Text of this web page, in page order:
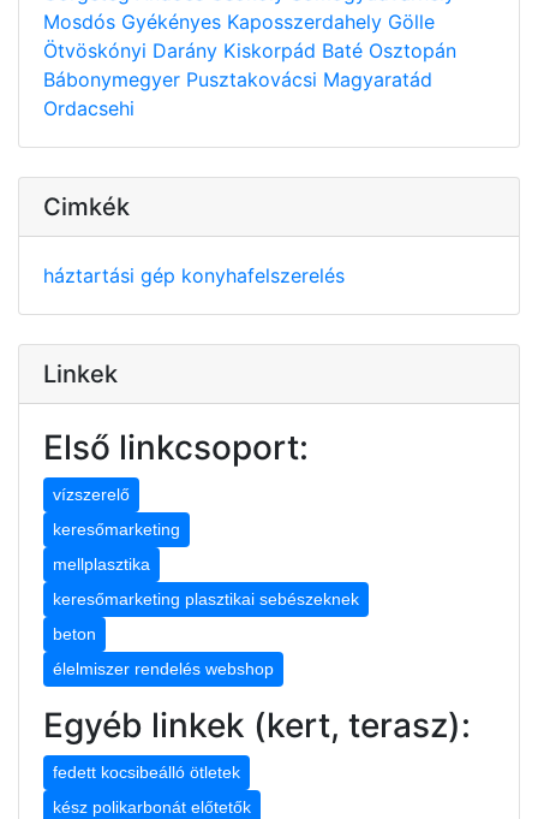
Mosdós Gyékényes Kaposszerdahely Gölle
Ötvöskónyi Darány Kiskorpád Baté Osztopán
Bábonymegyer Pusztakovácsi Magyaratád
Ordacsehi
Cimkék
háztartási gép konyhafelszerelés
Linkek
Első linkcsoport:
vízszerelő
keresőmarketing
mellplasztika
keresőmarketing plasztikai sebészeknek
beton
élelmiszer rendelés webshop
Egyéb linkek (kert, terasz):
fedett kocsibeálló ötletek
kész polikarbonát előtetők